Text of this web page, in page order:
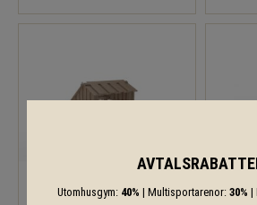
Utomhusgym: 40% | Multisportarenor: 30% |